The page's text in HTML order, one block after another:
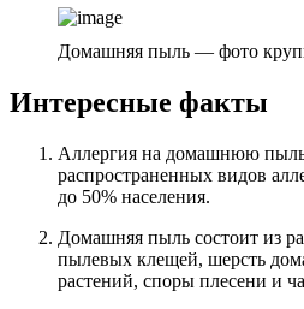
Домашняя пыль — фото
Интересные факты
Аллергия на домашнюю
распространенных видов
до 50% населения.
Домашняя пыль состоит из
пылевых клещей, шерсть
растений, споры плесени и